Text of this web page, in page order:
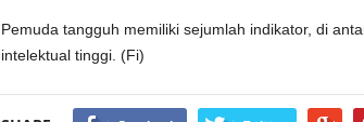
Pemuda tangguh memiliki sejumlah indikator, di
intelektual tinggi. (Fi)